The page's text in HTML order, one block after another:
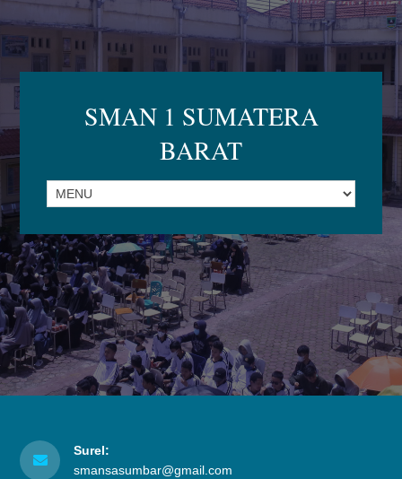
SMAN 1 SUMATERA
BARAT
Surel:
smansasumbar@gmail.com